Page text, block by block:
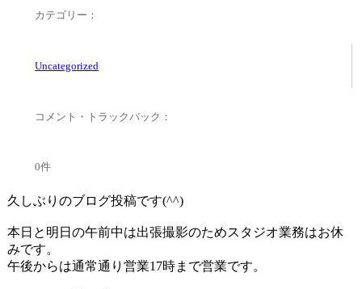
カテゴリー：
Uncategorized
コメント・トラックバック：
0件
久しぶりのブログ投稿です(^^)
本日と明日の午前中は出張撮影のためスタジオ業務はお休
みです。
午後からは通常通り営業17時まで営業です。